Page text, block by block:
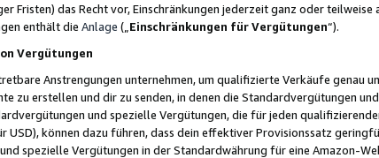
Fristen) das Recht vor, Einschränkungen jederzeit ganz oder
enthält die Anlage („ Einschränkungen für Vergütungen“).
Vergütungen
Anstrengungen unternehmen, um qualifizierte Verkäufe genau
zu erstellen und dir zu senden, in denen die Standardvergütungen
und spezielle Vergütungen, die für jeden
USD), können dazu führen, dass dein effektiver Provisionssatz
spezielle Vergütungen in der Standardwährung für eine Amazon-